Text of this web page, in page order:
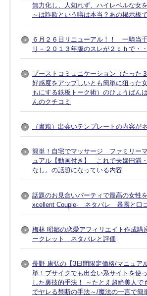
無力化し、人知れず、ハイレベルな女
～は詐欺という噂は本当？あの掲示板
６月２６日リニューアル！！ 一騎当
リ－２０１３年版のスレが２ｃｈで・・
ブーストコミュニケーション（たった
好感度をアップしいとも簡単に狙った
もにする鉄板トーク術）のひょうば
んのクチコミ
（書籍）出会いテンプレートの内容が
簡単！自宅でマッサージ ファミリー
ュアル【動画付き】 これで夫婦円満
なし。の話題になっている内容
話題のお見合いパーティで最高の女性
xcellent Couple- ネタバレ 暴露と口
梅林 昭郷の恋愛アフィリエイト作成講
ークレット ネタバレと評価
長野 康弘の【3日間限定価格/マニュア
単！ブサイクでも出会い系サイトを使
した裏技的手法！ ～たとえ超絶美人で
でヤレる禁断の手法～/魔法の一言で簡